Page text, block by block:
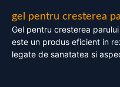
gel pentru cresterea
Gel pentru cresterea
este un produs eficient in
legate de sanatatea si